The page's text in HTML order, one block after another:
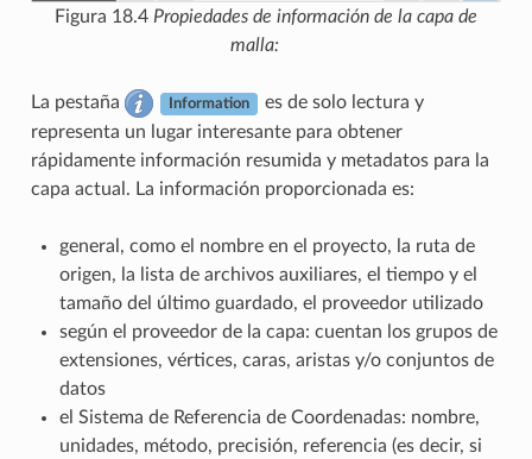
Figura 18.4 Propiedades de información de la capa de
malla:
La pestaña Information
es de solo lectura y
representa un lugar interesante para obtener
rápidamente información resumida y metadatos para la
capa actual. La información proporcionada es:
general, como el nombre en el proyecto, la ruta de
origen, la lista de archivos auxiliares, el tiempo y el
tamaño del último guardado, el proveedor utilizado
según el proveedor de la capa: cuentan los grupos de
extensiones, vértices, caras, aristas y/o conjuntos de
datos
el Sistema de Referencia de Coordenadas: nombre,
unidades, método, precisión, referencia (es decir, si